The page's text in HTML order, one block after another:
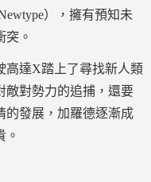
），擁有預知未
突。
高達X踏上了尋找新人類
敵對勢力的追捕，還要
的發展，加羅德逐漸成
。